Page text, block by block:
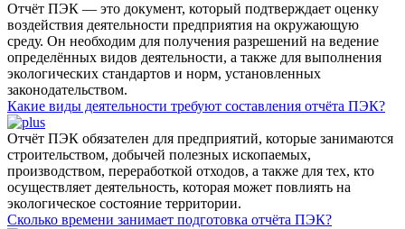
Отчёт ПЭК — это документ, который подтверждает оценку
воздействия деятельности предприятия на окружающую
среду. Он необходим для получения разрешений на ведение
определённых видов деятельности, а также для выполнения
экологических стандартов и норм, установленных
законодательством.
Какие виды деятельности требуют составления отчёта ПЭК?
Отчёт ПЭК обязателен для предприятий, которые занимаются
строительством, добычей полезных ископаемых,
производством, переработкой отходов, а также для тех, кто
осуществляет деятельность, которая может повлиять на
экологическое состояние территории.
Сколько времени занимает подготовка отчёта ПЭК?